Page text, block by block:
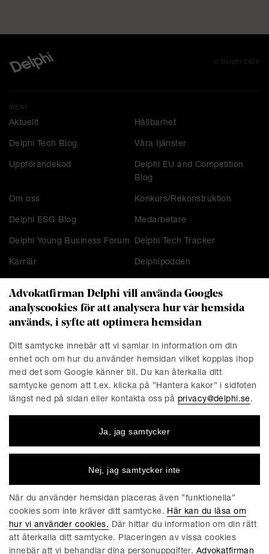
© Delphi 2026
MENY
Aktuellt Hållbarhet
Delphi Tech Blog Våra tjänster
Uppförandekod
Delphi EU and Competition
Blog
Om oss Konkurs/Rekonstruktion
Delphi ESG Blog Medarbetare
Delphi Young Business Forum Delphi Tech Tracker
Karriär Delphipodden
KONTAKT
Stockholm Malmö
Presskontakt Göteborg
Linköping
Advokatfirman Delphi är en progressiv affärsjuridisk
advokatbyrå med erkända specialister inom de flesta av
varav ungefär 150 jurister. Våra kontor finns i Stockholm,
ALLMÄNNA VILLKOR FÖR DELPHIS TJÄNSTER
Advokatfirman Delphi vill använda Googles
analyscookies för att analysera hur vår hemsida
används, i syfte att optimera hemsidan
Ditt samtycke innebär att vi samlar in information om din
enhet och om hur du använder hemsidan vilket kopplas ihop
med det som Google känner till. Du kan återkalla ditt
samtycke genom att t.ex. klicka på ”Hantera kakor” i sidfoten
längst ned på sidan eller kontakta oss på privacy@delphi.se.
Ja, jag samtycker
Nej, jag samtycker inte
När du använder hemsidan placeras även ”funktionella”
cookies som inte kräver ditt samtycke. Här kan du läsa om
hur vi använder cookies. Där hittar du information om din rätt
att återkalla ditt samtycke. Placeringen av vissa cookies
innebär att vi behandlar dina personuppgifter. Advokatfirman